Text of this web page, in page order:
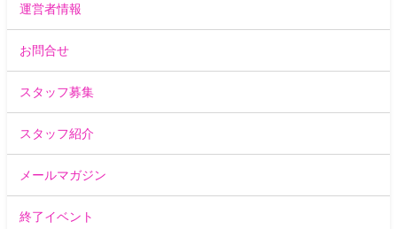
運営者情報
お問合せ
スタッフ募集
スタッフ紹介
メールマガジン
終了イベント